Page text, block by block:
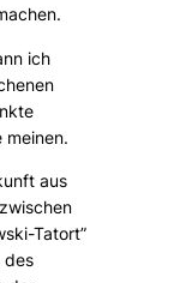
ich
meinen.
aus
Tatort”
des